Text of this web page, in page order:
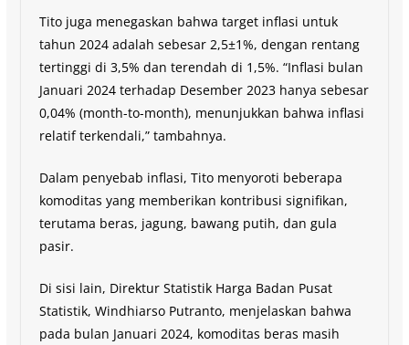
Tito juga menegaskan bahwa target inflasi untuk
tahun 2024 adalah sebesar 2,5±1%, dengan rentang
tertinggi di 3,5% dan terendah di 1,5%. “Inflasi bulan
Januari 2024 terhadap Desember 2023 hanya sebesar
0,04% (month-to-month), menunjukkan bahwa inflasi
relatif terkendali,” tambahnya.
Dalam penyebab inflasi, Tito menyoroti beberapa
komoditas yang memberikan kontribusi signifikan,
terutama beras, jagung, bawang putih, dan gula
pasir.
Di sisi lain, Direktur Statistik Harga Badan Pusat
Statistik, Windhiarso Putranto, menjelaskan bahwa
pada bulan Januari 2024, komoditas beras masih